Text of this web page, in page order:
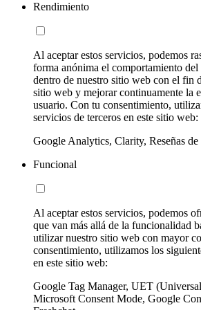
Rendimiento
Al aceptar estos servicios, podemos
forma anónima el comportamiento
dentro de nuestro sitio web con el fin
sitio web y mejorar continuamente la
usuario. Con tu consentimiento,
servicios de terceros en este sitio web:
Google Analytics, Clarity, Reseñas
Funcional
Al aceptar estos servicios, podemos
que van más allá de la funcionalidad
utilizar nuestro sitio web con mayor
consentimiento, utilizamos los
en este sitio web:
Google Tag Manager, UET
Microsoft Consent Mode, Google